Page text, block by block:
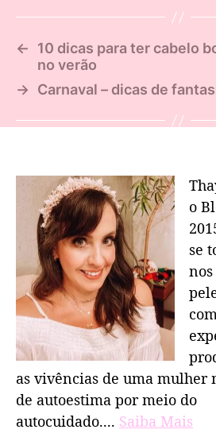
←
10 dicas para ter cabelo
no verão
→
Carnaval – dicas de
o
se
as vivências de uma mulher
de autoestima por meio do
autocuidado.... Saiba Mais